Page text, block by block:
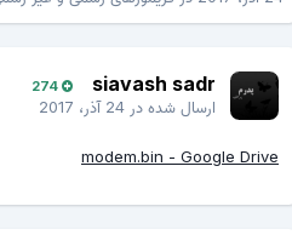
siavash sadr
274
ارسال شده در24 آذر، 2017
modem.bin - Google Drive